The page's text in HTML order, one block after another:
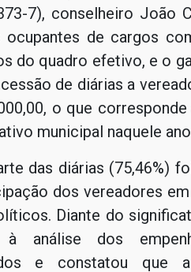
7), conselheiro João
ocupantes de cargos
do quadro efetivo, e o
de diárias a
o que
municipal naquele
das diárias (75,46%)
dos vereadores
Diante do
à análise dos
e constatou que